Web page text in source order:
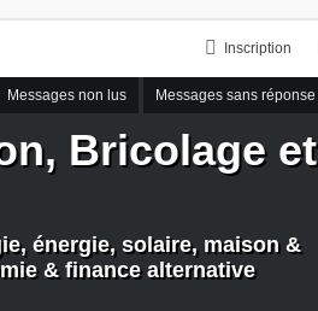
Inscription
Messages non lus Messages sans réponse
Bricolage et
énergie, solaire, maison &
& finance alternative